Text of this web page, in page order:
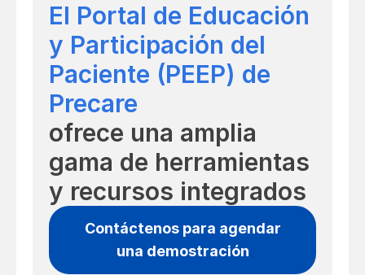
El Portal de Educación
y Participación del
Paciente (PEEP) de
Precare
ofrece una amplia
gama de herramientas
y recursos integrados
Contáctenos para agendar
una demostración